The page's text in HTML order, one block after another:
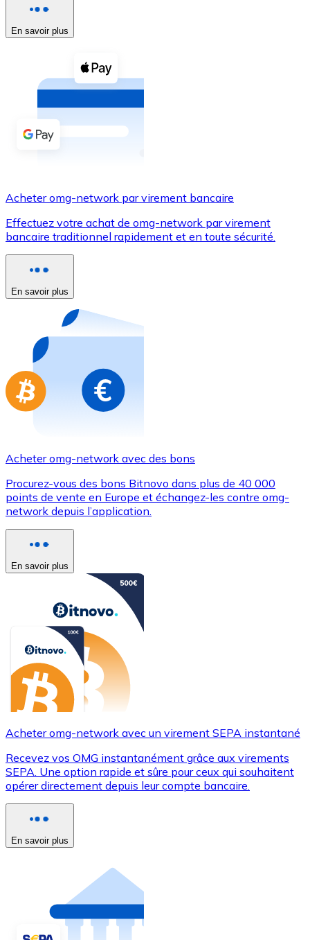
Voir toutes
Coupons crypto
Achetez des cryptomonnaies en espèces et d'autres
Acheter avec espèces
Virement SEPA
Utilisez les cartes Visa et Mastercard pour acheter
Acheter avec carte
Nouveau
Achetez des cartes-cadeaux de vos marques
Aller à la boutique de cartes-cadeaux
En savoir plus
Acheter omg-network par virement bancaire
Effectuez votre achat de omg-network par virement
bancaire traditionnel rapidement et en toute sécurité.
En savoir plus
Acheter omg-network avec des bons
Procurez-vous des bons Bitnovo dans plus de 40 000
points de vente en Europe et échangez-les contre omg-
network depuis l’application.
En savoir plus
Acheter omg-network avec un virement SEPA instantané
Recevez vos OMG instantanément grâce aux virements
SEPA. Une option rapide et sûre pour ceux qui souhaitent
opérer directement depuis leur compte bancaire.
En savoir plus